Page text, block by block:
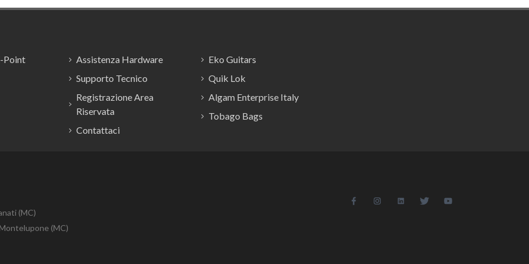
Point
Assistenza Hardware
Supporto Tecnico
Registrazione Area
Riservata
Contattaci
Eko Guitars
Quik Lok
Algam Enterprise Italy
Tobago Bags
(MC)
(MC)